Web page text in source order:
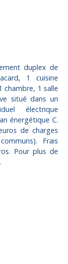
duplex de
1 cuisine
chambre, 1 salle
situé dans un
électrique
énergétique C.
de charges
Frais
Pour plus de